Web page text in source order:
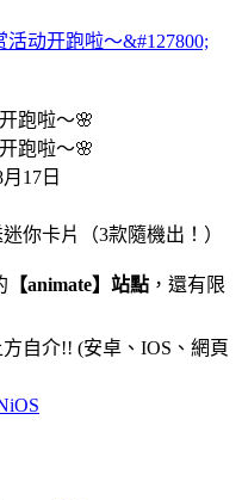
动开跑啦～&#127800;
17日
你卡片（3款隨機出！）
【animate】站點 ，還有限
自介!! (安卓、IOS、網頁